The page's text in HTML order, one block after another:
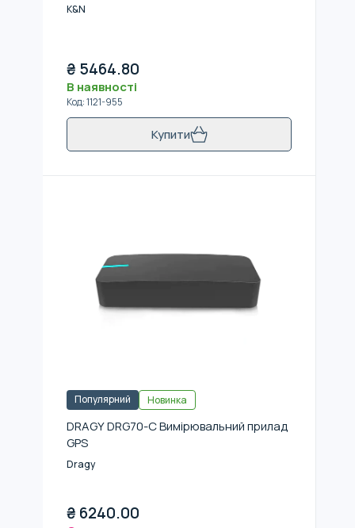
K&N
₴ 5464.80
В наявності
Код:1121-955
Купити
Популярний Новинка
DRAGY DRG70-C Вимірювальний прилад
GPS
Dragy
₴ 6240.00